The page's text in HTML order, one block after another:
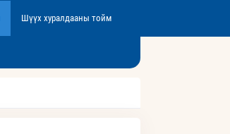
Шүүх хуралдааны тойм